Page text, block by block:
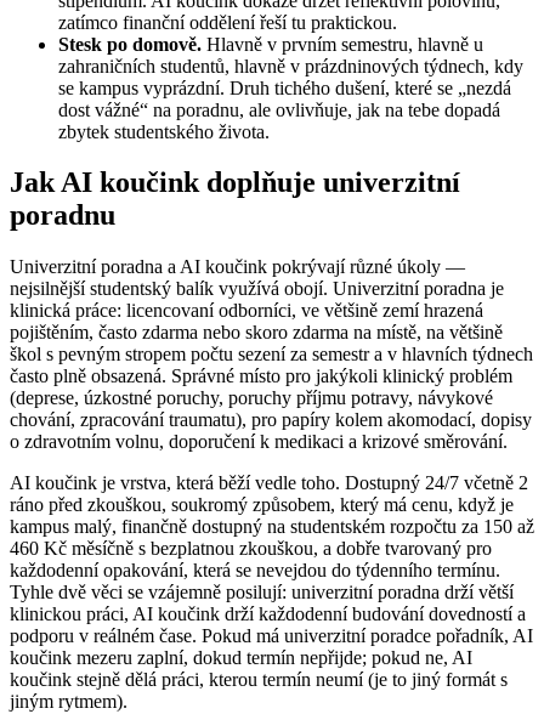
zatímco finanční oddělení řeší tu praktickou.
Stesk po domově. Hlavně v prvním semestru, hlavně u
zahraničních studentů, hlavně v prázdninových týdnech, kdy
se kampus vyprázdní. Druh tichého dušení, které se „nezdá
dost vážné“ na poradnu, ale ovlivňuje, jak na tebe dopadá
zbytek studentského života.
Jak AI koučink doplňuje univerzitní
poradnu
Univerzitní poradna a AI koučink pokrývají různé úkoly —
nejsilnější studentský balík využívá obojí. Univerzitní poradna je
klinická práce: licencovaní odborníci, ve většině zemí hrazená
pojištěním, často zdarma nebo skoro zdarma na místě, na většině
škol s pevným stropem počtu sezení za semestr a v hlavních týdnech
často plně obsazená. Správné místo pro jakýkoli klinický problém
(deprese, úzkostné poruchy, poruchy příjmu potravy, návykové
chování, zpracování traumatu), pro papíry kolem akomodací, dopisy
o zdravotním volnu, doporučení k medikaci a krizové směrování.
AI koučink je vrstva, která běží vedle toho. Dostupný 24/7 včetně 2
ráno před zkouškou, soukromý způsobem, který má cenu, když je
kampus malý, finančně dostupný na studentském rozpočtu za 150 až
460 Kč měsíčně s bezplatnou zkouškou, a dobře tvarovaný pro
každodenní opakování, která se nevejdou do týdenního termínu.
Tyhle dvě věci se vzájemně posilují: univerzitní poradna drží větší
klinickou práci, AI koučink drží každodenní budování dovedností a
podporu v reálném čase. Pokud má univerzitní poradce pořadník, AI
koučink mezeru zaplní, dokud termín nepřijde; pokud ne, AI
koučink stejně dělá práci, kterou termín neumí (je to jiný formát s
jiným rytmem).